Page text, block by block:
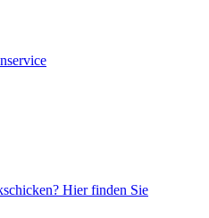
Hier finden Sie